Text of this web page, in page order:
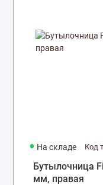
На складе Код
Бутылочница
мм, правая